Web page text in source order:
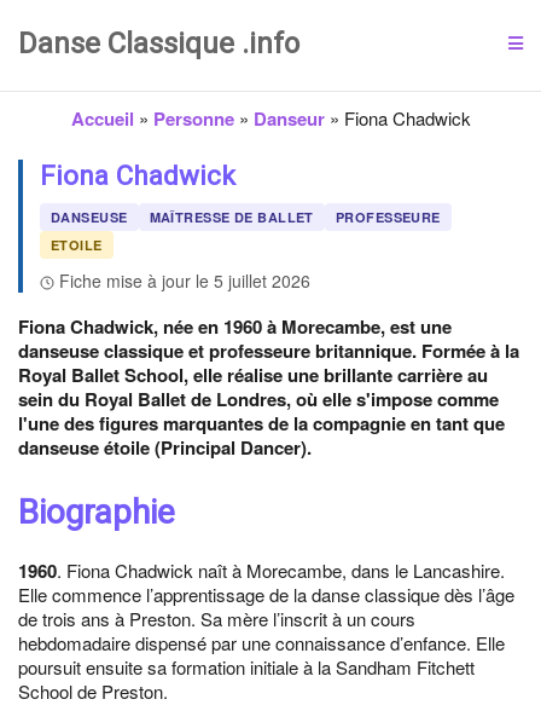
Danse Classique .info
Accueil » Personne» Danseur» Fiona Chadwick
Fiona Chadwick
DANSEUSE MAÎTRESSE DE BALLET
PROFESSEURE
ETOILE
Fiche mise à jour le 5 juillet 2026
Fiona Chadwick, née en 1960 à Morecambe, est une
danseuse classique et professeure britannique. Formée à la
Royal Ballet School, elle réalise une brillante carrière au
sein du Royal Ballet de Londres, où elle s'impose comme
l'une des figures marquantes de la compagnie en tant que
danseuse étoile (Principal Dancer).
Biographie
1960. Fiona Chadwick naît à Morecambe, dans le Lancashire.
Elle commence l’apprentissage de la danse classique dès l’âge
de trois ans à Preston. Sa mère l’inscrit à un cours
hebdomadaire dispensé par une connaissance d’enfance. Elle
poursuit ensuite sa formation initiale à la Sandham Fitchett
School de Preston.